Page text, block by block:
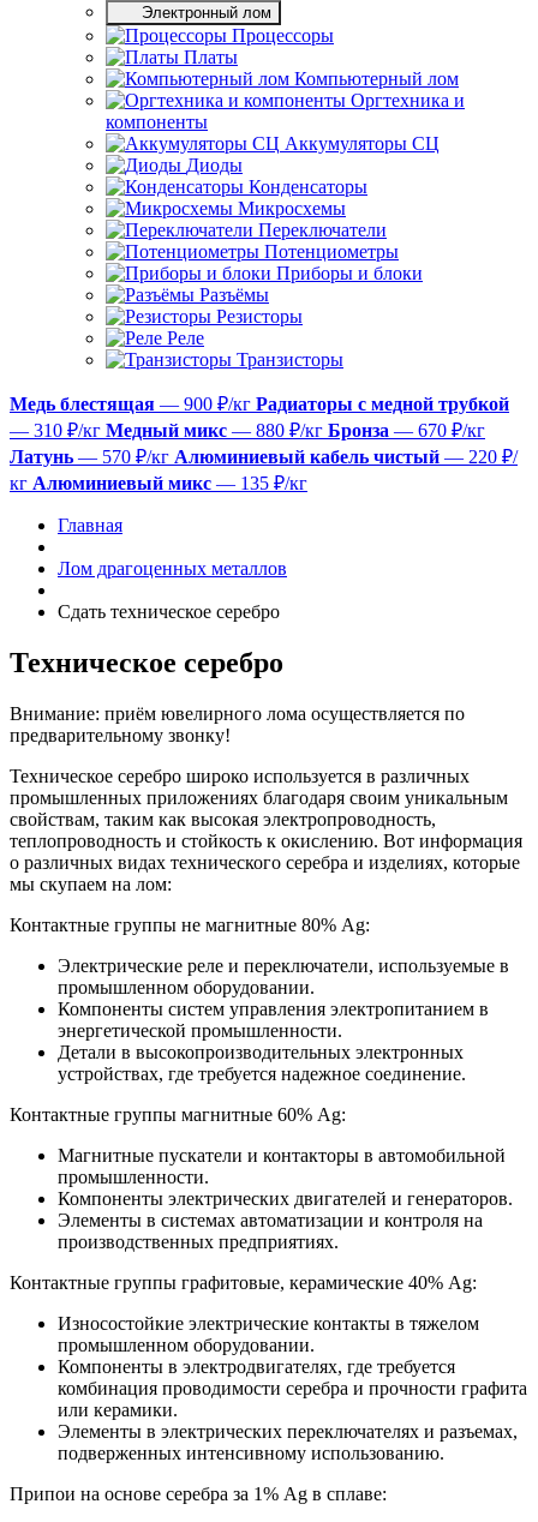
Электронный лом
Процессоры
Платы
Компьютерный лом
Оргтехника и
компоненты
Аккумуляторы СЦ
Диоды
Конденсаторы
Микросхемы
Переключатели
Потенциометры
Приборы и блоки
Разъёмы
Резисторы
Реле
Транзисторы
Медь блестящая — 900 ₽/кг Радиаторы с медной трубкой
— 310 ₽/кг Медный микс — 880 ₽/кг Бронза — 670 ₽/кг
Латунь — 570 ₽/кг Алюминиевый кабель чистый — 220 ₽/
кг Алюминиевый микс — 135 ₽/кг
Главная
Лом драгоценных металлов
Сдать техническое серебро
Техническое серебро
Внимание: приём ювелирного лома осуществляется по
предварительному звонку!
Техническое серебро широко используется в различных
промышленных приложениях благодаря своим уникальным
свойствам, таким как высокая электропроводность,
теплопроводность и стойкость к окислению. Вот информация
о различных видах технического серебра и изделиях, которые
мы скупаем на лом:
Контактные группы не магнитные 80% Ag:
Электрические реле и переключатели, используемые в
промышленном оборудовании.
Компоненты систем управления электропитанием в
энергетической промышленности.
Детали в высокопроизводительных электронных
устройствах, где требуется надежное соединение.
Контактные группы магнитные 60% Ag:
Магнитные пускатели и контакторы в автомобильной
промышленности.
Компоненты электрических двигателей и генераторов.
Элементы в системах автоматизации и контроля на
производственных предприятиях.
Контактные группы графитовые, керамические 40% Ag:
Износостойкие электрические контакты в тяжелом
промышленном оборудовании.
Компоненты в электродвигателях, где требуется
комбинация проводимости серебра и прочности графита
или керамики.
Элементы в электрических переключателях и разъемах,
подверженных интенсивному использованию.
Припои на основе серебра за 1% Ag в сплаве: